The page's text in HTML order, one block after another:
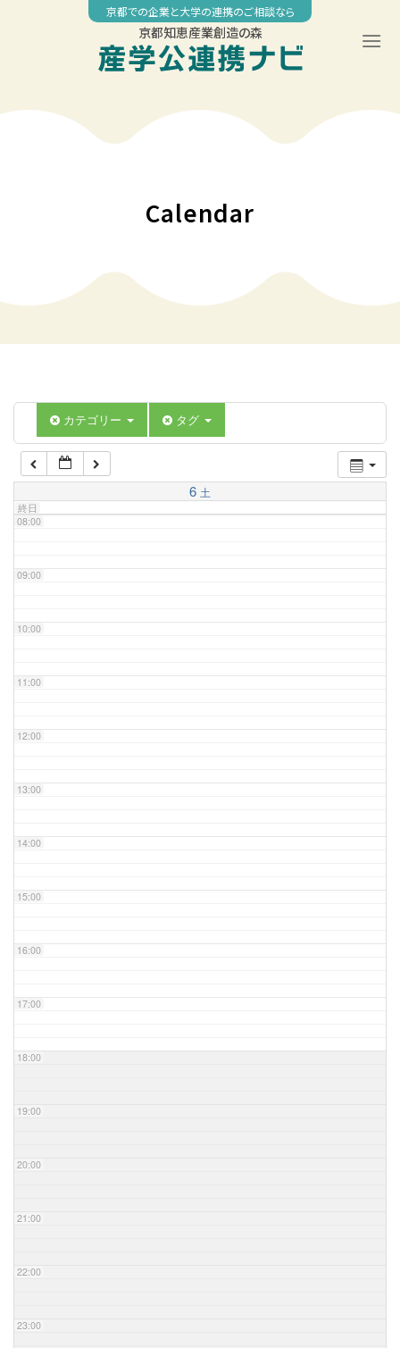
京都での企業と大学の連携のご相談なら
京都知恵産業創造の森
Calendar
カテゴリー タグ
6 土
終日
04:00
07:00
08:00
09:00
10:00
11:00
12:00
13:00
14:00
15:00
16:00
17:00
18:00
19:00
20:00
21:00
22:00
23:00